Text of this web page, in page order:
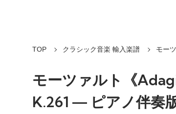
TOP クラシック音楽 輸入楽譜 モー
モーツァルト《
K.261 ― ピアノ伴奏